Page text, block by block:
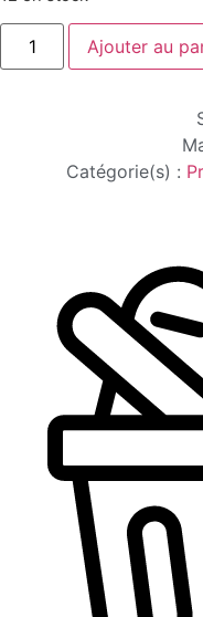
quantité
RAVIOLINI
Ajouter au
Catégorie(s) :